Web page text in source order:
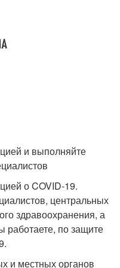
и выполняйте
о COVID-19.
центральных
здравоохранения, а
работаете, по защите
и местных органов